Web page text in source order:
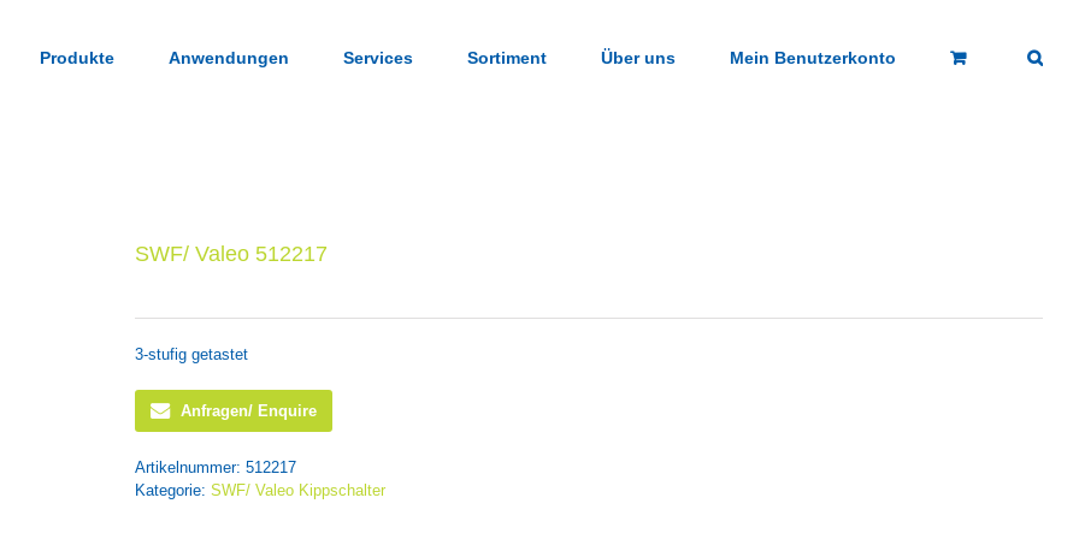
Produkte Anwendungen Services Sortiment Über uns Mein Benutzerkonto
SWF/ Valeo 512217
3-stufig getastet
Anfragen/ Enquire
Artikelnummer: 512217
Kategorie: SWF/ Valeo Kippschalter